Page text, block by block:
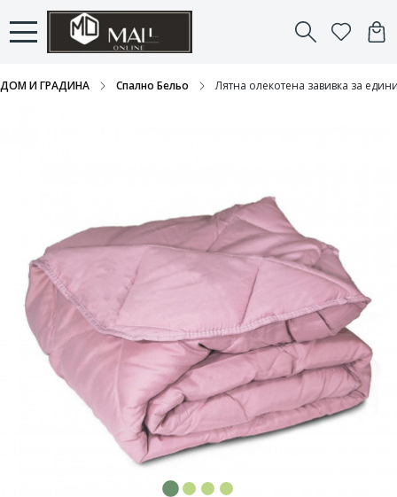
ДОМ И ГРАДИНА Спално Бельо Лятна олекотена завивка за